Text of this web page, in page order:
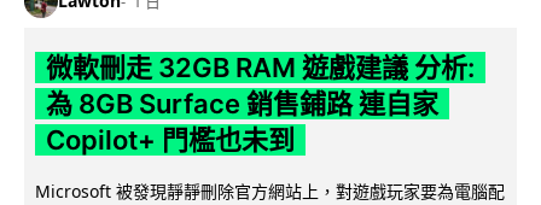
微軟刪走 32GB RAM 遊戲建議 分析:
為 8GB Surface 銷售鋪路 連自家
Copilot+ 門檻也未到
Microsoft 被發現靜靜刪除官方網站上，對遊戲玩家要為電腦配